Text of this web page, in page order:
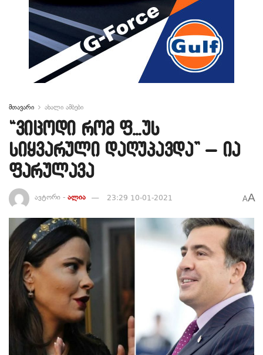
მთავარი ახალი ამბები
“ვიცოდი რომ ფ…უს
სიყვარული დაღუპავდა” – ია
ფარულავა
ავტორი - ალია 23:29 10-01-2021 AA